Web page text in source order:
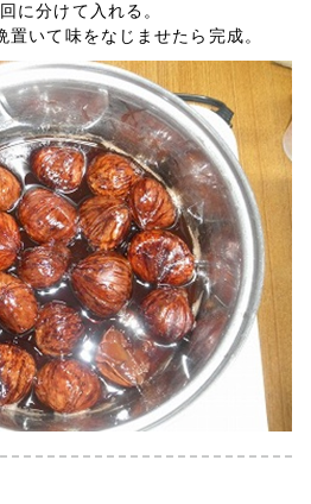
に分けて入れる。
いて味をなじませたら完成。